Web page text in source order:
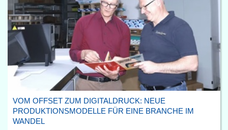
VOM OFFSET ZUM DIGITALDRUCK: NEUE
PRODUKTIONSMODELLE FÜR EINE BRANCHE IM
WANDEL